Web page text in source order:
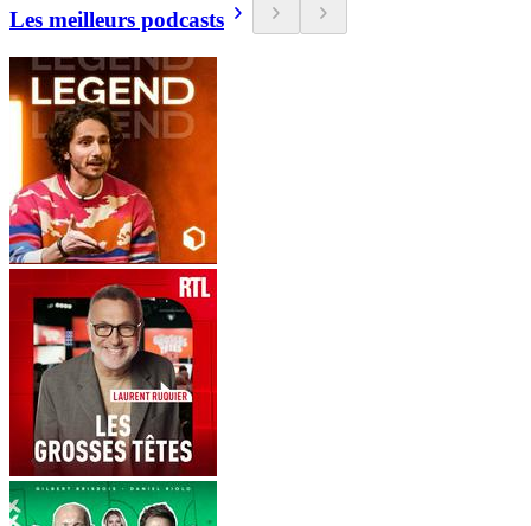
Les meilleurs podcasts